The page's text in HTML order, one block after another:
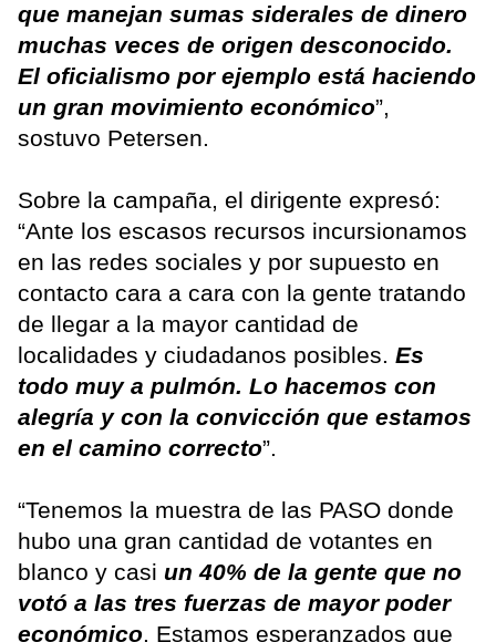
que manejan sumas siderales de dinero
muchas veces de origen desconocido.
El oficialismo por ejemplo está haciendo
un gran movimiento económico”,
sostuvo Petersen.
Sobre la campaña, el dirigente expresó:
“Ante los escasos recursos incursionamos
en las redes sociales y por supuesto en
contacto cara a cara con la gente tratando
de llegar a la mayor cantidad de
localidades y ciudadanos posibles. Es
todo muy a pulmón. Lo hacemos con
alegría y con la convicción que estamos
en el camino correcto”.
“Tenemos la muestra de las PASO donde
hubo una gran cantidad de votantes en
blanco y casi un 40% de la gente que no
votó a las tres fuerzas de mayor poder
económico. Estamos esperanzados que